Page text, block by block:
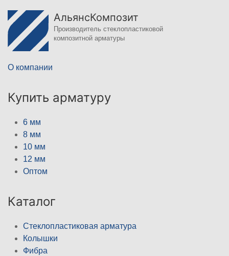
АльянсКомпозит
Производитель стеклопластиковой
композитной арматуры
О компании
Купить арматуру
6 мм
8 мм
10 мм
12 мм
Оптом
Каталог
Стеклопластиковая арматура
Колышки
Фибра